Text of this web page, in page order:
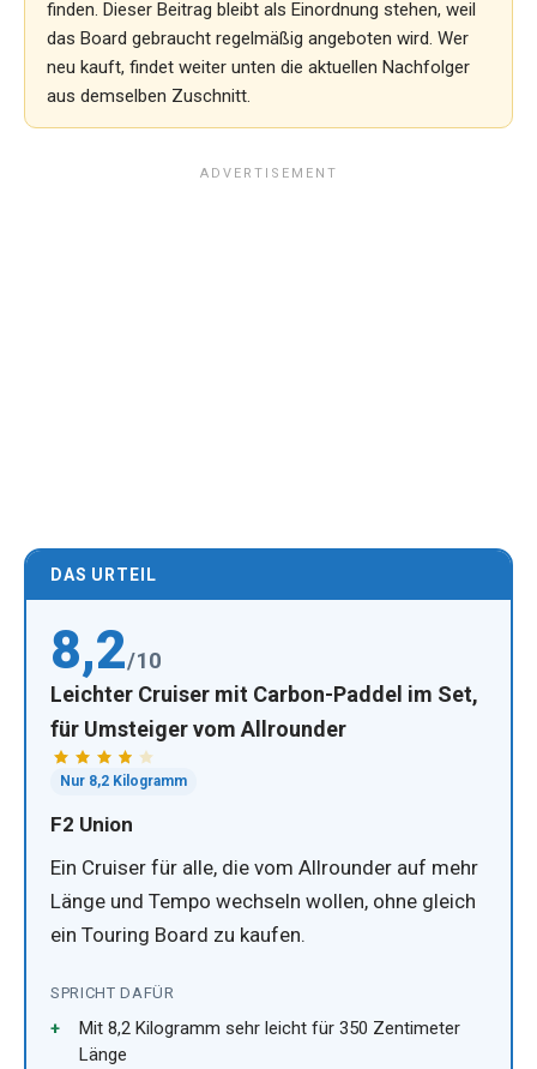
finden. Dieser Beitrag bleibt als Einordnung stehen, weil
das Board gebraucht regelmäßig angeboten wird. Wer
neu kauft, findet weiter unten die aktuellen Nachfolger
aus demselben Zuschnitt.
DAS URTEIL
8,2/10
Leichter Cruiser mit Carbon-Paddel im Set,
für Umsteiger vom Allrounder
Nur 8,2 Kilogramm
F2 Union
Ein Cruiser für alle, die vom Allrounder auf mehr
Länge und Tempo wechseln wollen, ohne gleich
ein Touring Board zu kaufen.
SPRICHT DAFÜR
Mit 8,2 Kilogramm sehr leicht für 350 Zentimeter
Länge